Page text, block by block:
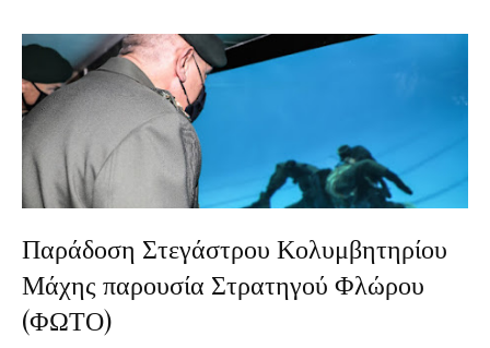
Παράδοση Στεγάστρου Κολυμβητηρίου
Μάχης παρουσία Στρατηγού Φλώρου
(ΦΩΤΟ)